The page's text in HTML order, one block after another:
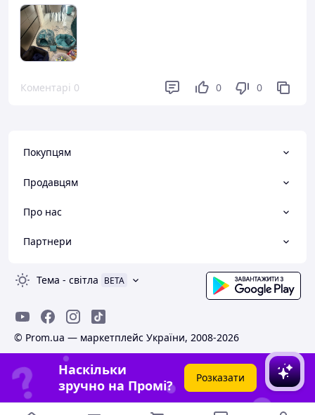
Коментарі 0 0 0
Покупцям
Продавцям
Про нас
Партнери
Тема - світла BETA
© Prom.ua — маркетплейс України, 2008-2026
Наскільки
зручно на Промі?
Розказати